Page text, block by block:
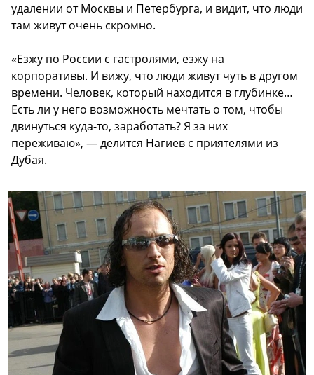
удалении от Москвы и Петербурга, и видит, что люди
там живут очень скромно.
«Езжу по России с гастролями, езжу на
корпоративы. И вижу, что люди живут чуть в другом
времени. Человек, который находится в глубинке…
Есть ли у него возможность мечтать о том, чтобы
двинуться куда-то, заработать? Я за них
переживаю», — делится Нагиев с приятелями из
Дубая.